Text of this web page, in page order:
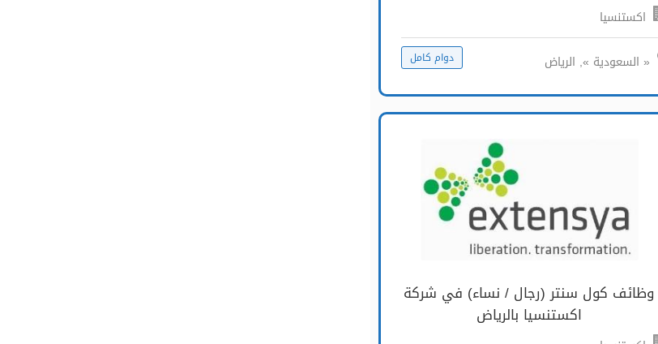
اكستنسيا
« السعودية », الرياض دوام كامل
وظائف كول سنتر (رجال / نساء) في شركة
اكستنسيا بالرياض